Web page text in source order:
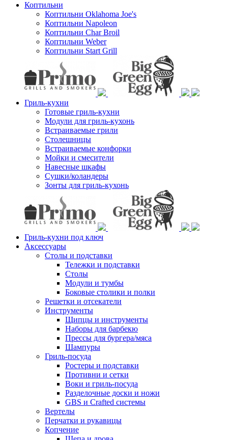
Коптильни
Коптильни Oklahoma Joe's
Коптильни Napoleon
Коптильни Char Broil
Коптильни Weber
Коптильни Start Grill
Гриль-кухни
Готовые гриль-кухни
Модули для гриль-кухонь
Встраиваемые грили
Столешницы
Встраиваемые конфорки
Мойки и смесители
Навесные шкафы
Сушки/коландеры
Зонты для гриль-кухонь
Гриль-кухни под ключ
Аксессуары
Столы и подставки
Тележки и подставки
Столы
Модули и тумбы
Боковые столики и полки
Решетки и отсекатели
Инструменты
Щипцы и инструменты
Наборы для барбекю
Прессы для бургера/мяса
Шампуры
Гриль-посуда
Ростеры и подставки
Противни и сетки
Воки и гриль-посуда
Разделочные доски и ножи
GBS и Crafted системы
Вертелы
Перчатки и рукавицы
Копчение